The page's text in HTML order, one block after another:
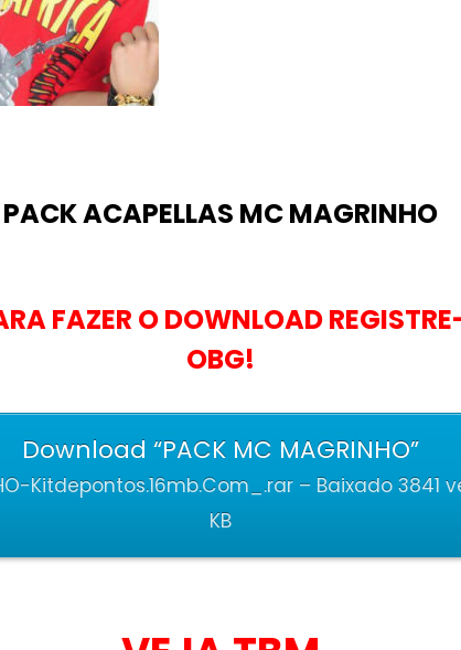
PACK ACAPELLAS MC MAGRINHO
FAZER O DOWNLOAD
OBG!
Download “PACK MC MAGRINHO”
Kitdepontos.16mb.Com_.rar – Baixado 3841
KB